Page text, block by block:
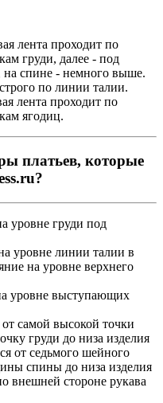
лента проходит по
груди, далее - под
спине - немного выше.
по линии талии.
лента проходит по
ягодиц.
платьев, которые
уровне груди под
уровне линии талии в
на уровне верхнего
уровне выступающих
от самой высокой точки
груди до низа изделия
от седьмого шейного
спины до низа изделия
внешней стороне рукава